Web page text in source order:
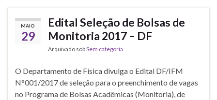
MAIO
29
Edital Seleção de Bolsas de
Monitoria 2017 – DF
Arquivado sobSem categoria
O Departamento de Física divulga o Edital DF/IFM
N°001/2017 de seleção para o preenchimento de vagas
no Programa de Bolsas Acadêmicas (Monitoria), de